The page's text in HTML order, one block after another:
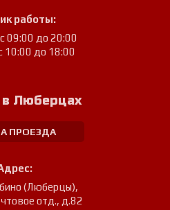
работы:
09:00 до 20:00
10:00 до 18:00
Люберцах
ПРОЕЗДА
(Люберцы),
отд., д.82